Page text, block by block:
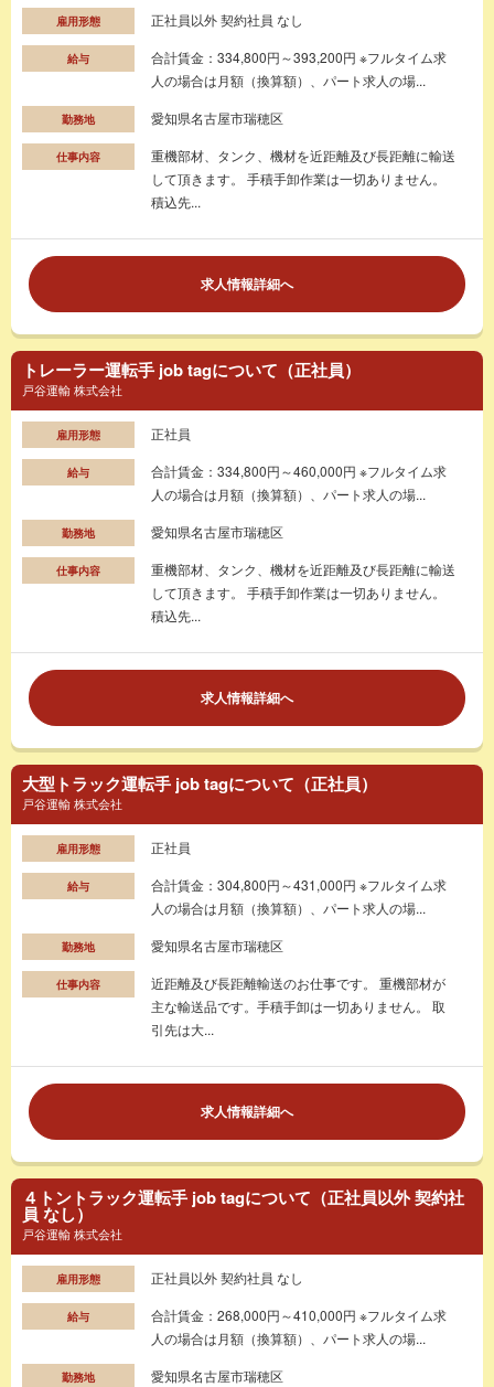
雇用形態 正社員以外 契約社員 なし
給与
合計賃金：334,800円～393,200円 ※フルタイム求
人の場合は月額（換算額）、パート求人の場...
勤務地 愛知県名古屋市瑞穂区
仕事内容
重機部材、タンク、機材を近距離及び長距離に輸送
して頂きます。 手積手卸作業は一切ありません。
積込先...
求人情報詳細へ
トレーラー運転手 job tagについて（正社員）
戸谷運輸 株式会社
雇用形態 正社員
給与
合計賃金：334,800円～460,000円 ※フルタイム求
人の場合は月額（換算額）、パート求人の場...
勤務地 愛知県名古屋市瑞穂区
仕事内容
重機部材、タンク、機材を近距離及び長距離に輸送
して頂きます。 手積手卸作業は一切ありません。
積込先...
求人情報詳細へ
大型トラック運転手 job tagについて（正社員）
戸谷運輸 株式会社
雇用形態 正社員
給与
合計賃金：304,800円～431,000円 ※フルタイム求
人の場合は月額（換算額）、パート求人の場...
勤務地 愛知県名古屋市瑞穂区
仕事内容
近距離及び長距離輸送のお仕事です。 重機部材が
主な輸送品です。手積手卸は一切ありません。 取
引先は大...
求人情報詳細へ
４トントラック運転手 job tagについて（正社員以外 契約社
員 なし）
戸谷運輸 株式会社
雇用形態 正社員以外 契約社員 なし
給与
合計賃金：268,000円～410,000円 ※フルタイム求
人の場合は月額（換算額）、パート求人の場...
勤務地 愛知県名古屋市瑞穂区